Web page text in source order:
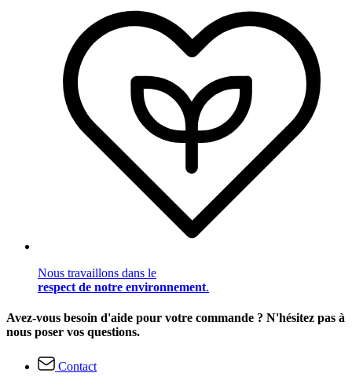
Nous travaillons dans le
respect de notre environnement.
Avez-vous besoin d'aide pour votre commande ? N'hésitez pas à
nous poser vos questions.
Contact